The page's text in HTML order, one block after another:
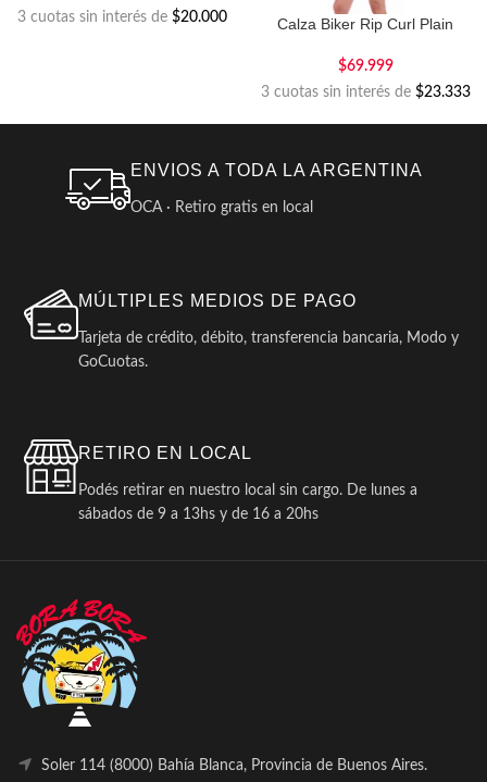
3 cuotas sin interés de $20.000 Calza Biker Rip Curl Plain
$69.999
3 cuotas sin interés de $23.333
ENVIOS A TODA LA ARGENTINA
OCA · Retiro gratis en local
MÚLTIPLES MEDIOS DE PAGO
Tarjeta de crédito, débito, transferencia bancaria, Modo y
GoCuotas.
RETIRO EN LOCAL
Podés retirar en nuestro local sin cargo. De lunes a
sábados de 9 a 13hs y de 16 a 20hs
Soler 114 (8000) Bahía Blanca, Provincia de Buenos Aires.